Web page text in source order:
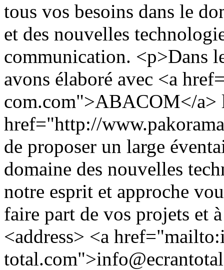
tous vos besoins dans le
et des nouvelles
communication. <p>Dans
avons élaboré avec <a
com.com">ABACOM</a>
href="http://
de proposer un large
domaine des nouvelles
notre esprit et approche
faire part de vos projets et
<address> <a